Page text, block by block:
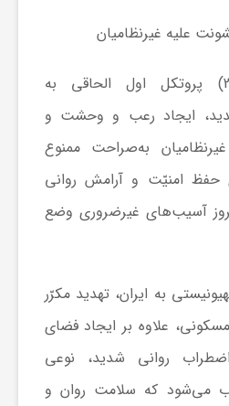
علیه غیرنظامیان
بر اساس ماده 51(2) پروتکل اول الحاقی به
ایجاد رعب و وحشت و
به‌صراحت ممنوع
حفظ امنیّت و آرامش روانی
آسیب‌های غیرضروری وضع
به ایران، تهدید مکرّر
علاوه بر ایجاد فضای
روانی شدید، نوعی
می‌شود که سلامت روان و